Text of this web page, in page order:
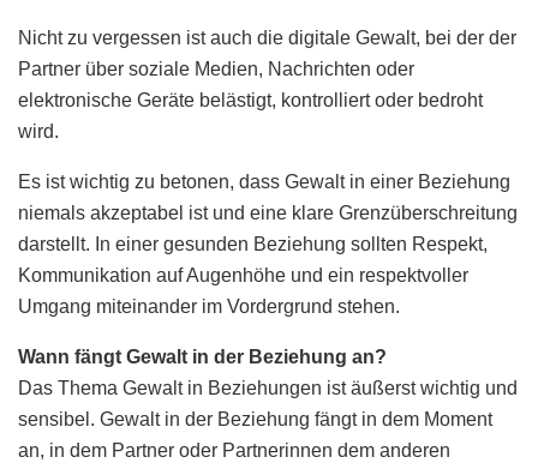
Nicht zu vergessen ist auch die digitale Gewalt, bei der der
Partner über soziale Medien, Nachrichten oder
elektronische Geräte belästigt, kontrolliert oder bedroht
wird.
Es ist wichtig zu betonen, dass Gewalt in einer Beziehung
niemals akzeptabel ist und eine klare Grenzüberschreitung
darstellt. In einer gesunden Beziehung sollten Respekt,
Kommunikation auf Augenhöhe und ein respektvoller
Umgang miteinander im Vordergrund stehen.
Wann fängt Gewalt in der Beziehung an?
Das Thema Gewalt in Beziehungen ist äußerst wichtig und
sensibel. Gewalt in der Beziehung fängt in dem Moment
an, in dem Partner oder Partnerinnen dem anderen